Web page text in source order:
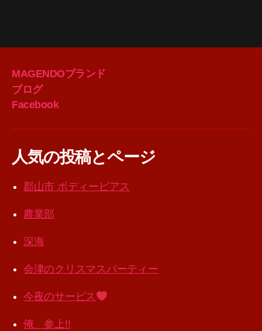
MAGENDOブランド
ブログ
Facebook
人気の投稿とページ
郡山市 ボディーピアス
農業部
深海
会津のクリスマスパーティー
今夜のサービス
俺 参上!!